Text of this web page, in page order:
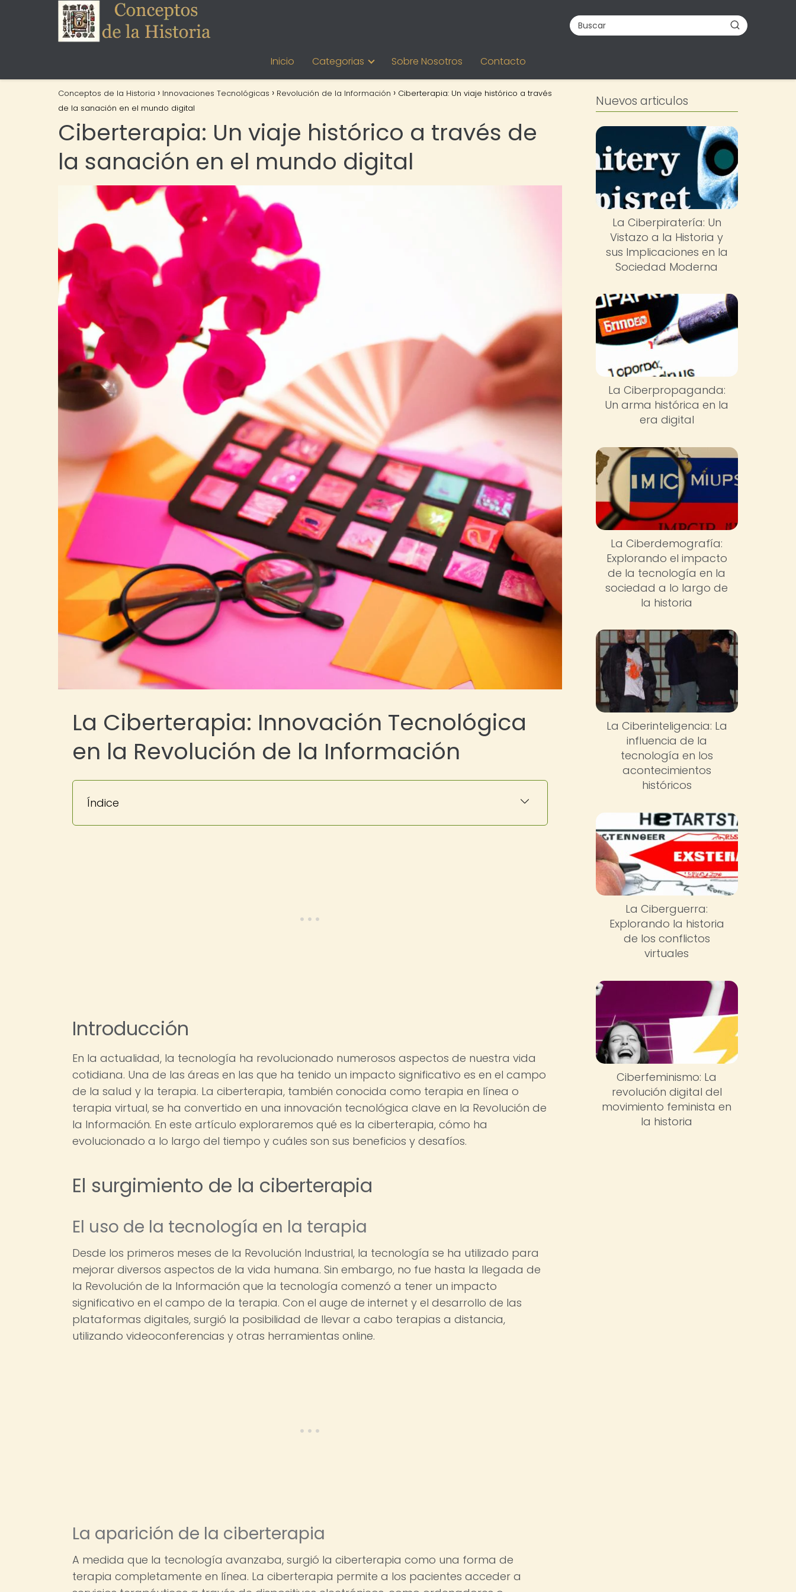
Inicio Categorias Sobre Nosotros Contacto
Conceptos de la Historia Innovaciones Tecnológicas Revolución de la Información
Ciberterapia: Un viaje histórico a través
de la sanación en el mundo digital
Ciberterapia: Un viaje histórico a través de
la sanación en el mundo digital
La Ciberterapia: Innovación Tecnológica
en la Revolución de la Información
Índice
Introducción
En la actualidad, la tecnología ha revolucionado numerosos aspectos de nuestra vida
cotidiana. Una de las áreas en las que ha tenido un impacto significativo es en el campo
de la salud y la terapia. La ciberterapia, también conocida como terapia en línea o
terapia virtual, se ha convertido en una innovación tecnológica clave en la Revolución de
la Información. En este artículo exploraremos qué es la ciberterapia, cómo ha
evolucionado a lo largo del tiempo y cuáles son sus beneficios y desafíos.
El surgimiento de la ciberterapia
El uso de la tecnología en la terapia
Desde los primeros meses de la Revolución Industrial, la tecnología se ha utilizado para
mejorar diversos aspectos de la vida humana. Sin embargo, no fue hasta la llegada de
la Revolución de la Información que la tecnología comenzó a tener un impacto
significativo en el campo de la terapia. Con el auge de internet y el desarrollo de las
plataformas digitales, surgió la posibilidad de llevar a cabo terapias a distancia,
utilizando videoconferencias y otras herramientas online.
La aparición de la ciberterapia
A medida que la tecnología avanzaba, surgió la ciberterapia como una forma de
terapia completamente en línea. La ciberterapia permite a los pacientes acceder a
Nuevos articulos
La Ciberpiratería: Un
Vistazo a la Historia y
sus Implicaciones en la
Sociedad Moderna
La Ciberpropaganda:
Un arma histórica en la
era digital
La Ciberdemografía:
Explorando el impacto
de la tecnología en la
sociedad a lo largo de
la historia
La Ciberinteligencia: La
influencia de la
tecnología en los
acontecimientos
históricos
La Ciberguerra:
Explorando la historia
de los conflictos
virtuales
Ciberfeminismo: La
revolución digital del
movimiento feminista en
la historia